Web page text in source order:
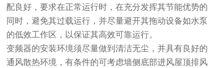
配良好，要求在正常运行时，在充分发挥其节能优势的
同时，避免其过载运行，并尽量避开其拖动设备如水泵
的低效工作区，以保证其高效可靠运行。
变频器的安装环境须尽量做到清洁无尘，并具有良好的
通风散热环境，有条件的可考虑墙侧底部进风屋顶排风